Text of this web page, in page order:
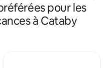
salon,
une
et une
ends entre filles
Moore to Sea
côtière détendue
pour les
à Cataby